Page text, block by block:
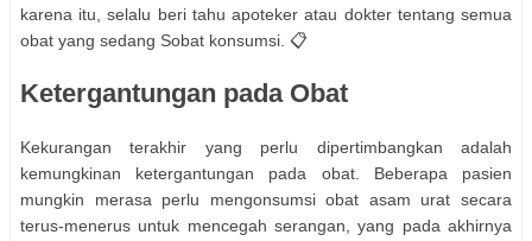
karena itu, selalu beri tahu apoteker atau dokter tentang semua
obat yang sedang Sobat konsumsi. 📋
Ketergantungan pada Obat
Kekurangan terakhir yang perlu dipertimbangkan adalah
kemungkinan ketergantungan pada obat. Beberapa pasien
mungkin merasa perlu mengonsumsi obat asam urat secara
terus-menerus untuk mencegah serangan, yang pada akhirnya